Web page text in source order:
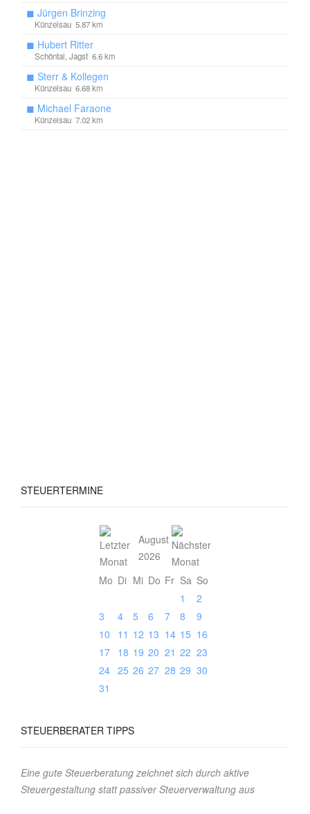
◼ Jürgen Brinzing
Künzelsau 5.87 km
◼ Hubert Ritter
Schöntal, Jagst 6.6 km
◼ Sterr & Kollegen
Künzelsau 6.68 km
◼ Michael Faraone
Künzelsau 7.02 km
STEUERTERMINE
August
2026
Mo Di Mi Do Fr Sa So
1
2
3
4 5 6 7 8
9
10
11 12 13 14 15 16
17
18 19 20 21 22 23
24 25 26 27 28 29 30
31
STEUERBERATER TIPPS
Eine gute Steuerberatung zeichnet sich durch aktive
Steuergestaltung statt passiver Steuerverwaltung aus